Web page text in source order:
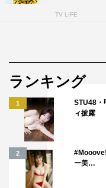
TV LIFE
ランキング
1
STU48・
ィ披露
2
ー美…